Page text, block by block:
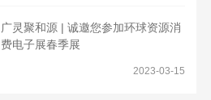
广灵聚和源 | 诚邀您参加环球资源消
费电子展春季展
2023-03-15